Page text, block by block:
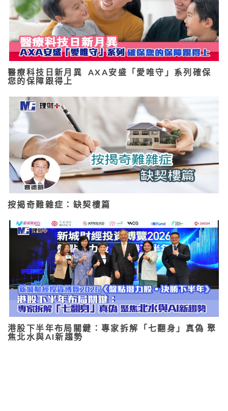
醫療科技日新月異 AXA安盛「愛唯守」系列確保
您的保障跟得上
按揭奇難雜症：缺契樓篇
港股下半年布局關鍵：專家拆解「七翻身」真偽 聚
焦北水與AI新趨勢